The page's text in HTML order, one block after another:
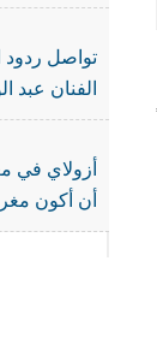
تواصل
الفنان عبد
أزولاي في
أن أكون